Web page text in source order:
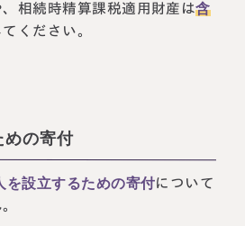
相続時精算課税適用財産は含
ください。
めの寄付
を設立するための寄付について